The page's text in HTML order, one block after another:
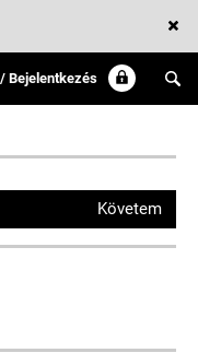
Bejelentkezés
Követem